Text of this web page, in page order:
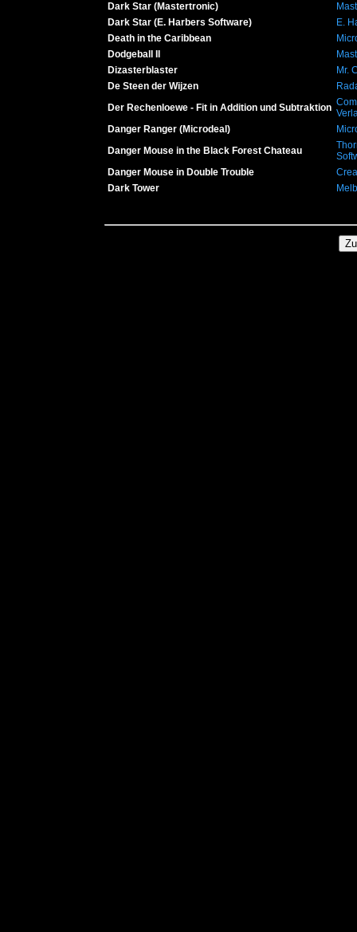
Dark Star (Mastertronic)
Dark Star (E. Harbers Software)
E.
Death in the Caribbean
Dodgeball II
Dizasterblaster
Mr.
De Steen der Wijzen
Der Rechenloewe - Fit in Addition und Subtraktion
Danger Ranger (Microdeal)
Danger Mouse in the Black Forest Chateau
Danger Mouse in Double Trouble
Dark Tower